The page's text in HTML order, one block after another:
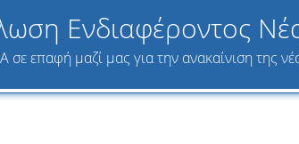
Ενδιαφέροντος
σε επαφή μαζί μας για την ανακαίνιση της